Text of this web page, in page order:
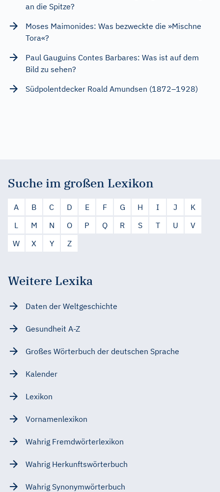
an die Spitze?
Moses Maimonides: Was bezweckte die »Mischne
Tora«?
Paul Gauguins Contes Barbares: Was ist auf dem
Bild zu sehen?
Südpolentdecker Roald Amundsen (1872–1928)
Suche im großen Lexikon
A B C D E F G H I J
K
L
M N O P Q R S T U
V
W
X Y Z
Weitere Lexika
Daten der Weltgeschichte
Gesundheit A-Z
Großes Wörterbuch der deutschen Sprache
Kalender
Lexikon
Vornamenlexikon
Wahrig Fremdwörterlexikon
Wahrig Herkunftswörterbuch
Wahrig Synonymwörterbuch